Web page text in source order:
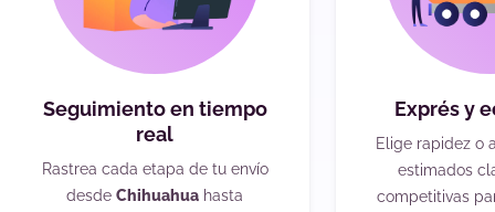
Seguimiento en tiempo
real
Rastrea cada etapa de tu envío
desde Chihuahua hasta
Exprés y
Elige rapidez o
estimados
competitivas